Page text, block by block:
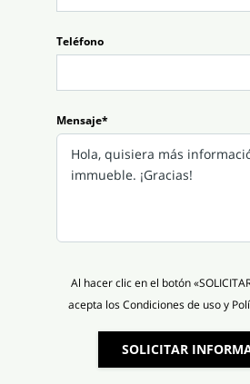
Teléfono
Mensaje*
Al hacer clic en el botón
acepta los Condiciones de uso y
SOLICITAR